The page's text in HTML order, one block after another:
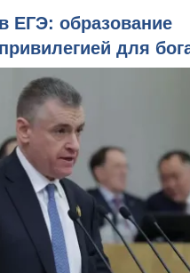
ЕГЭ: образование
для